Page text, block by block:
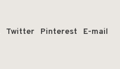
Twitter Pinterest E-mail